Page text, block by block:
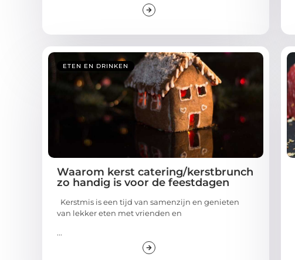
ETEN EN DRINKEN
Waarom kerst catering/kerstbrunch
zo handig is voor de feestdagen
Kerstmis is een tijd van samenzijn en genieten
van lekker eten met vrienden en
...